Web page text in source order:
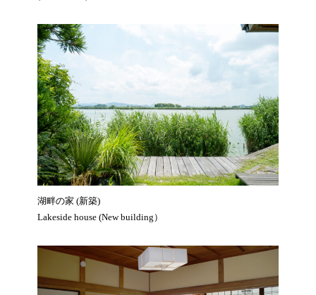
湖畔の家 (新築)
Lakeside house (New building）